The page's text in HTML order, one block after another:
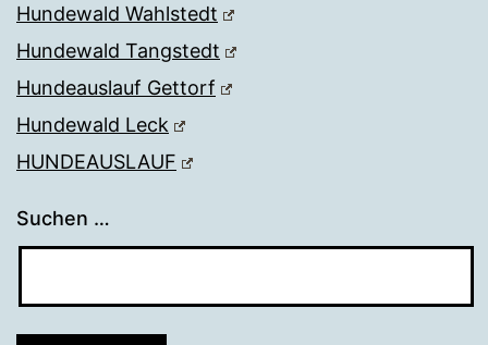
Hundewald Wahlstedt
Hundewald Tangstedt
Hundeauslauf Gettorf
Hundewald Leck
HUNDEAUSLAUF
Suchen …